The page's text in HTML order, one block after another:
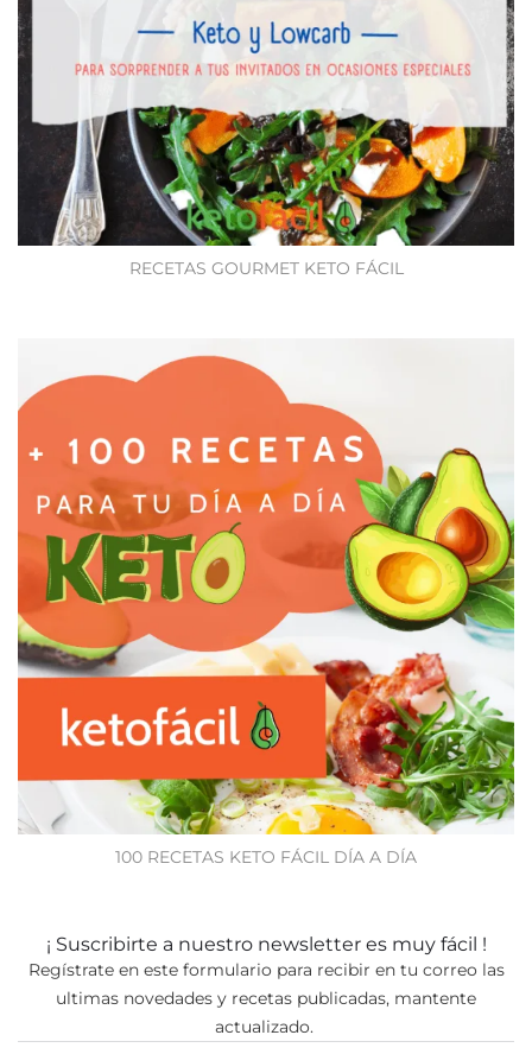
RECETAS GOURMET KETO FÁCIL
100 RECETAS KETO FÁCIL DÍA A DÍA
¡ Suscribirte a nuestro newsletter es muy fácil !
Regístrate en este formulario para recibir en tu correo las
ultimas novedades y recetas publicadas, mantente
actualizado.